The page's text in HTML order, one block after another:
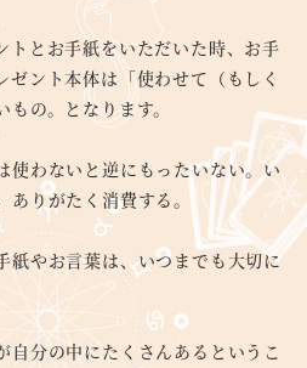
トとお手紙をいただいた時、お手
ント本体は「使わせて（もしく
の。となります。
使わないと逆にもったいない。い
ありがたく消費する。
紙やお言葉は、いつまでも大切に
自分の中にたくさんあるというこ